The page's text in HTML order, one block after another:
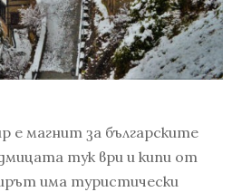
е магнит за българските
тук ври и кипи от
има туристически